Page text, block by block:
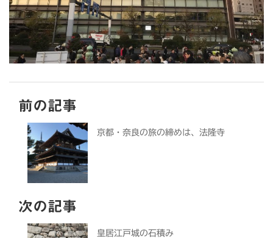
前の記事
京都・奈良の旅の締めは、法隆寺
次の記事
皇居江戸城の石積み